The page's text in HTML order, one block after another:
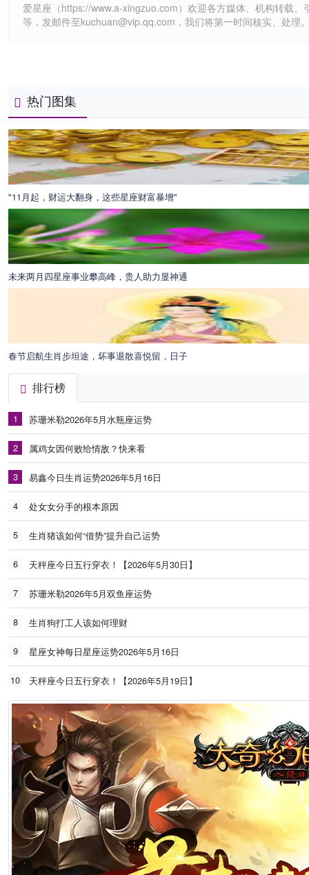
爱星座（https://www.a-xingzuo.com）欢迎各方媒体、机构转载
等，发邮件至kuchuan@vip.qq.com，我们将第一时间核实、处理
热门图集
"11月起，财运大翻身，这些星座财富暴增"
未来两月四星座事业攀高峰，贵人助力显神通
春节启航生肖步坦途，坏事退散喜悦留，日子
排行榜
1 苏珊米勒2026年5月水瓶座运势
2 属鸡女因何败给情敌？快来看
3 易鑫今日生肖运势2026年5月16日
4 处女女分手的根本原因
5 生肖猪该如何“借势”提升自己运势
6 天秤座今日五行穿衣！【2026年5月30日】
7 苏珊米勒2026年5月双鱼座运势
8 生肖狗打工人该如何理财
9 星座女神每日星座运势2026年5月16日
10 天秤座今日五行穿衣！【2026年5月19日】